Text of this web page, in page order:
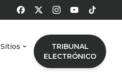
Sitios
TRIBUNAL
ELECTRÓNICO